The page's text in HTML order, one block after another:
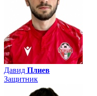
Давид Плиев
Защитник